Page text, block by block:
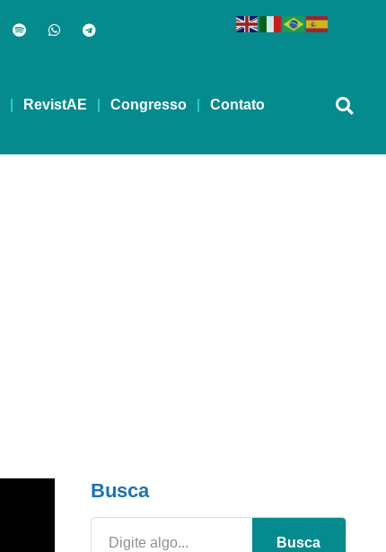
RevistAE Congresso Contato
Busca
Busca